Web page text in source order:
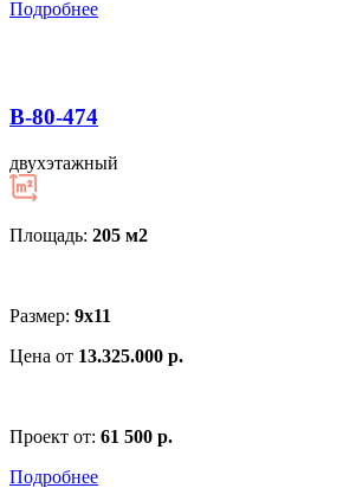
Подробнее
В-80-474
двухэтажный
Площадь: 205 м2
Размер: 9х11
Цена от 13.325.000 р.
Проект от: 61 500 р.
Подробнее